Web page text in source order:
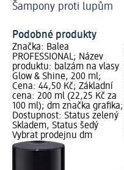
Šampony proti lupům
Podobné produkty
Značka: Balea
PROFESSIONAL; Název
produktu: balzám na vlasy
Glow & Shine, 200 ml;
Cena: 44,50 Kč; Základní
cena: 200 ml (22,25 Kč za
100 ml); dm značka grafika;
Dostupnost: Status zelený
Skladem, Status šedý
Vybrat prodejnu dm